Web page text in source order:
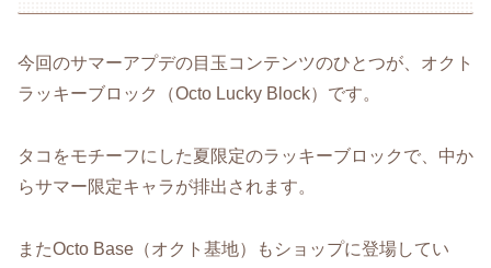
今回のサマーアプデの目玉コンテンツのひとつが、オクト
ラッキーブロック（Octo Lucky Block）です。
タコをモチーフにした夏限定のラッキーブロックで、中か
らサマー限定キャラが排出されます。
またOcto Base（オクト基地）もショップに登場してい